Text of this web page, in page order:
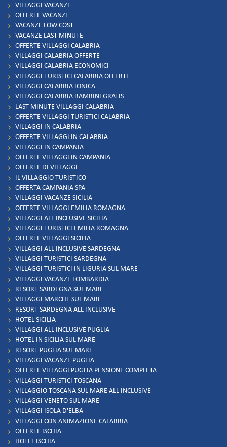
VILLAGGI VACANZE
OFFERTE VACANZE
VACANZE LOW COST
VACANZE LAST MINUTE
OFFERTE VILLAGGI CALABRIA
VILLAGGI CALABRIA OFFERTE
VILLAGGI CALABRIA ECONOMICI
VILLAGGI TURISTICI CALABRIA OFFERTE
VILLAGGI CALABRIA IONICA
VILLAGGI CALABRIA BAMBINI GRATIS
LAST MINUTE VILLAGGI CALABRIA
OFFERTE VILLAGGI TURISTICI CALABRIA
VILLAGGI IN CALABRIA
OFFERTE VILLAGGI IN CALABRIA
VILLAGGI IN CAMPANIA
OFFERTE VILLAGGI IN CAMPANIA
OFFERTE DI VILLAGGI
IL VILLAGGIO TURISTICO
OFFERTA CAMPANIA SPA
VILLAGGI VACANZE SICILIA
OFFERTE VILLAGGI EMILIA ROMAGNA
VILLAGGI ALL INCLUSIVE SICILIA
VILLAGGI TURISTICI EMILIA ROMAGNA
OFFERTE VILLAGGI SICILIA
VILLAGGI ALL INCLUSIVE SARDEGNA
VILLAGGI TURISTICI SARDEGNA
VILLAGGI TURISTICI IN LIGURIA SUL MARE
VILLAGGI VACANZE LOMBARDIA
RESORT SARDEGNA SUL MARE
VILLAGGI MARCHE SUL MARE
RESORT SARDEGNA ALL INCLUSIVE
HOTEL SICILIA
VILLAGGI ALL INCLUSIVE PUGLIA
HOTEL IN SICILIA SUL MARE
RESORT PUGLIA SUL MARE
VILLAGGI VACANZE PUGLIA
OFFERTE VILLAGGI PUGLIA PENSIONE COMPLETA
VILLAGGI TURISTICI TOSCANA
VILLAGGIO TOSCANA SUL MARE ALL INCLUSIVE
VILLAGGI VENETO SUL MARE
VILLAGGI ISOLA D'ELBA
VILLAGGI CON ANIMAZIONE CALABRIA
OFFERTE ISCHIA
HOTEL ISCHIA